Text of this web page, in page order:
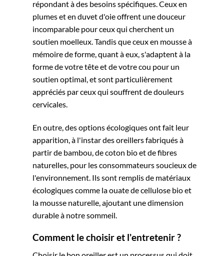
répondant à des besoins spécifiques. Ceux en
plumes et en duvet d'oie offrent une douceur
incomparable pour ceux qui cherchent un
soutien moelleux. Tandis que ceux en mousse à
mémoire de forme, quant à eux, s'adaptent à la
forme de votre tête et de votre cou pour un
soutien optimal, et sont particulièrement
appréciés par ceux qui souffrent de douleurs
cervicales.
En outre, des options écologiques ont fait leur
apparition, à l'instar des oreillers fabriqués à
partir de bambou, de coton bio et de fibres
naturelles, pour les consommateurs soucieux de
l'environnement. Ils sont remplis de matériaux
écologiques comme la ouate de cellulose bio et
la mousse naturelle, ajoutant une dimension
durable à notre sommeil.
Comment le choisir et l'entretenir ?